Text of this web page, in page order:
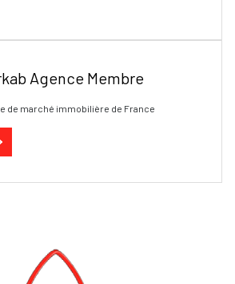
Agence Membre
de marché immobilière de France